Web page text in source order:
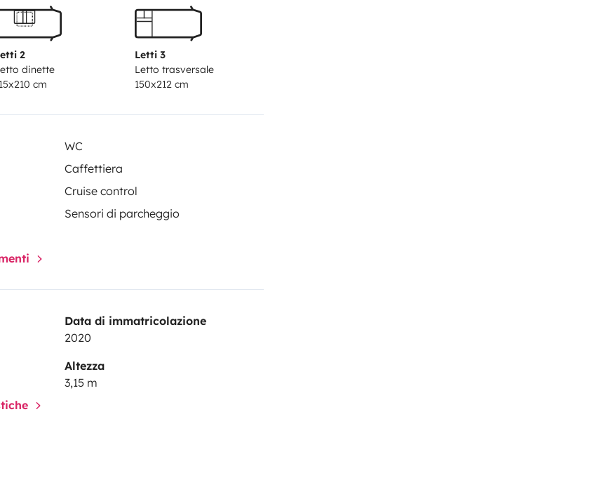
2
dinette
cm
Letti 3
Letto trasversale
150x212 cm
WC
Caffettiera
Cruise control
Sensori di parcheggio
Data di immatricolazione
2020
Altezza
3,15 m